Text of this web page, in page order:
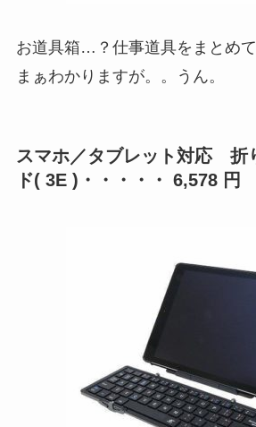
お道具箱…？仕事道具をまとめ
まぁわかりますが。。うん。
スマホ／タブレット対応 折
ド( 3E )・・・・・ 6,578 円